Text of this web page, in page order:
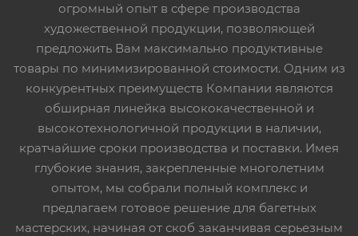
огромный опыт в сфере производства
художественной продукции, позволяющей
предложить Вам максимально продуктивные
товары по минимизированной стоимости. Одним из
конкурентных преимуществ Компании являются
обширная линейка высококачественной и
высокотехнологичной продукции в наличии,
кратчайшие сроки производства и поставки. Имея
глубокие знания, закрепленные многолетним
опытом, мы собрали полный комплекс и
предлагаем готовое решение для багетных
мастерских, начиная от скоб заканчивая серьезным